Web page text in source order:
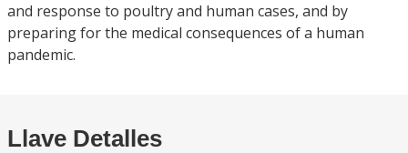
and response to poultry and human cases, and by
preparing for the medical consequences of a human
pandemic.
Llave Detalles